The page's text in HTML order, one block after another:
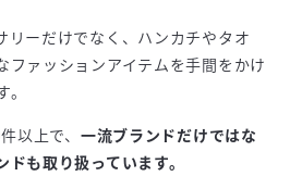
リーだけでなく、ハンカチやタオ
ファッションアイテムを手間をかけ
以上で、 一流ブランドだけではな
も取り扱っています。